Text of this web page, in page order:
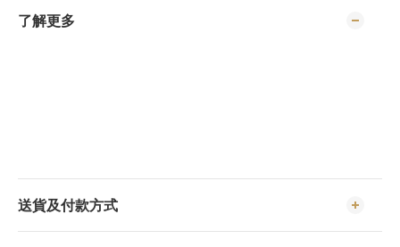
了解更多
送貨及付款方式